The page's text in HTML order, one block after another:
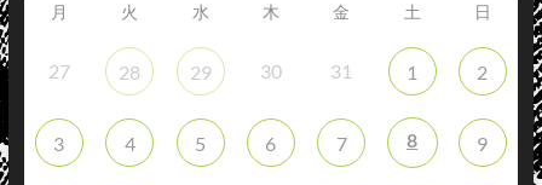
月 火 水 木 金 土 日
27 28 29 30 31 1 2
3 4 5 6 7 8 9